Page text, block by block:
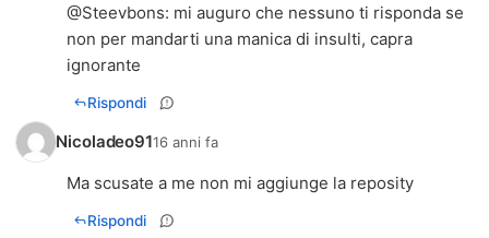
@Steevbons: mi auguro che nessuno ti risponda se
non per mandarti una manica di insulti, capra
ignorante
Rispondi
Nicoladeo9116 anni fa
Ma scusate a me non mi aggiunge la reposity
Rispondi